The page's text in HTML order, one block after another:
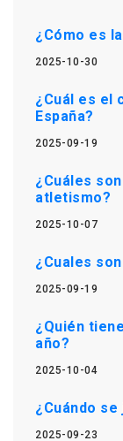
¿Cómo es
2025-10-30
¿Cuál es el
España?
2025-09-19
¿Cuáles
atletismo?
2025-10-07
¿Cuales
2025-09-19
¿Quién
año?
2025-10-04
¿Cuándo
2025-09-23